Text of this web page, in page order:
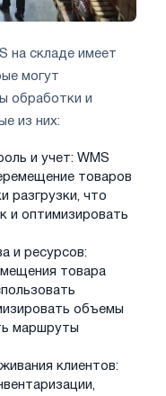
на складе имеет
могут
обработки и
из них:
и учет: WMS
товаров
разгрузки, что
и оптимизировать
и ресурсов:
товара
объемы
маршруты
клиентов: